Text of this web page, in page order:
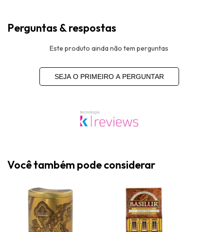
Perguntas & respostas
Este produto ainda não tem perguntas
SEJA O PRIMEIRO A PERGUNTAR
Você também pode considerar